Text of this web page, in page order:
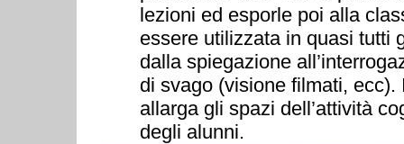
lezioni ed esporle poi alla
essere utilizzata in quasi tutti
dalla spiegazione
di svago (visione filmati,
allarga gli spazi dell’attività
degli alunni.